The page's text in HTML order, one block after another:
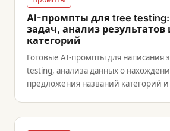
AI-промпты для tree
задач, анализ результатов
категорий
Готовые AI-промпты для написания
testing, анализа данных о
предложения названий категорий и